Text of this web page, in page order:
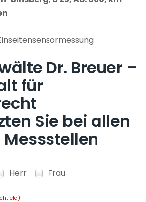
Dr. Breuer –
für
Sie bei allen
Messstellen
Herr Frau